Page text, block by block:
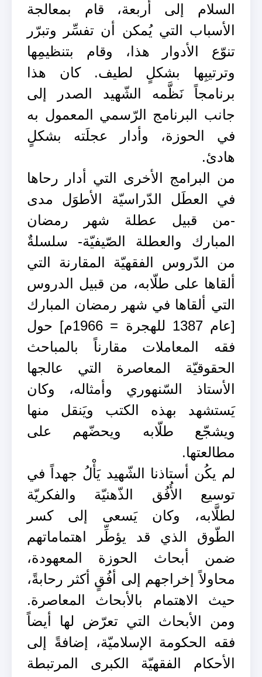
السلام إلى أربعة، قام بمعالجة
الأسباب التي يُمكن أن تفسِّر وتبرّر
تنوّع الأدوار هذا، وقام بتنظيمِها
وترتيبِها بشكلٍ لطيف. كان هذا
برنامجاً نَظَّمه الشّهيد الصدر إلى
جانب البرنامج الرّسمي المعمول به
في الحوزة، وأدار عجلَته بشكلٍ
هادئ.
من البرامج الأخرى التي أدار رحاها
في العطَل الدّراسيّة الأطوَل مدى
-من قبيل عطلة شهر رمضان
المبارك والعطلة الصّيفيّة- سلسلةٌ
من الدّروس الفقهيّة المقارنة التي
ألقاها على طلّابه، من قبيل الدروس
التي ألقاها في شهر رمضان المبارك
[عام 1387 للهجرة = 1966م] حول
فقه المعاملات مقارناً بالمباحث
الحقوقيّة المعاصرة التي عالجها
الأستاذ السّنهوري وأمثاله، وكان
يَستشهد بهذه الكتب ويَنقل منها
ويشجّع طلّابه ويحضّهم على
مطالعتها.
لم يكُن أستاذنا الشّهيد يَأْلُ جهداً في
توسيع الأُفُق الذّهنيّة والفكريّة
لطلَّابه، وكان يَسعى إلى كسر
الطّوق الذي قد يؤطِّر اهتماماتهم
ضمن أبحاث الحوزة المعهودة،
محاولاً إخراجهم إلى أفُقٍ أكثر رحابةً،
حيث الاهتمام بالأبحاث المعاصرة.
ومن الأبحاث التي تعرّض لها أيضاً
فقه الحكومة الإسلاميّة، إضافةً إلى
الأحكام الفقهيّة الكبرى المرتبطة